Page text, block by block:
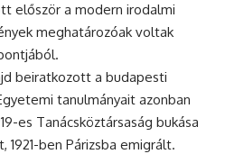
először a modern irodalmi
meghatározóak voltak
beiratkozott a budapesti
tanulmányait azonban
es Tanácsköztársaság bukása
ben Párizsba emigrált.